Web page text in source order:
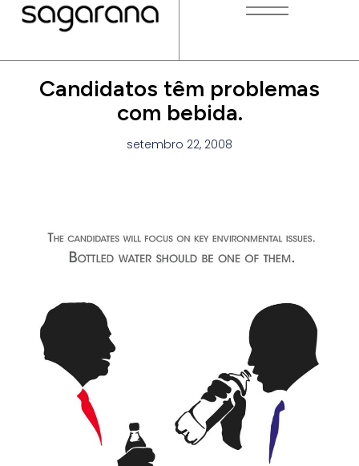
Candidatos têm problemas
com bebida.
setembro 22, 2008